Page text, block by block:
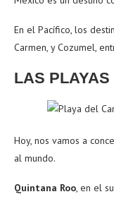
En el Pacífico, los
Carmen, y Cozumel,
LAS
Hoy, nos vamos a
al mundo.
Quintana Roo, en el